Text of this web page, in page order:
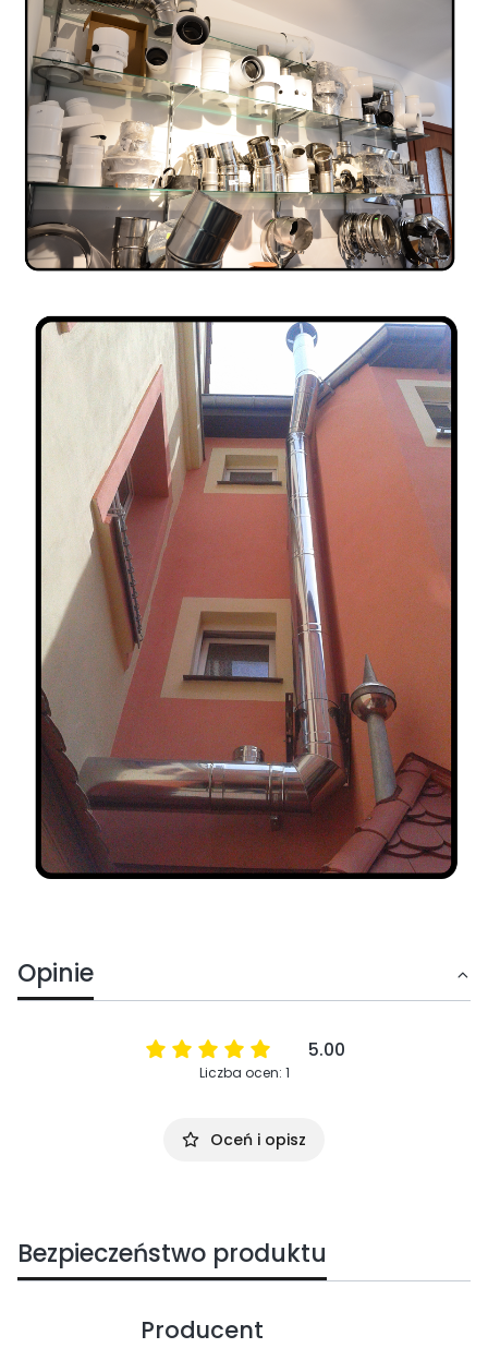
Opinie
5.00
Liczba ocen: 1
Oceń i opisz
Bezpieczeństwo produktu
Producent